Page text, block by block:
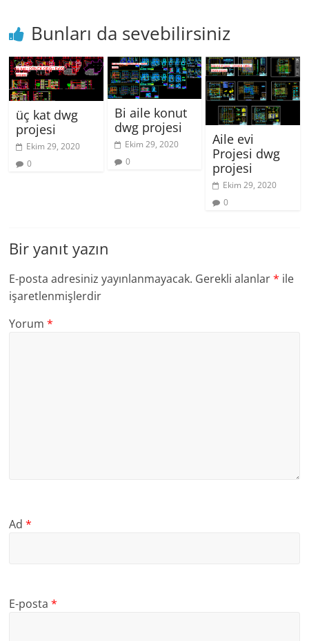
Bunları da sevebilirsiniz
üç kat dwg
projesi
Ekim 29, 2020
0
Bi aile konut
dwg projesi
Ekim 29, 2020
0
Aile evi
Projesi dwg
projesi
Ekim 29, 2020
0
Bir yanıt yazın
E-posta adresiniz yayınlanmayacak. Gerekli alanlar* ile
işaretlenmişlerdir
Yorum*
Ad*
E-posta*